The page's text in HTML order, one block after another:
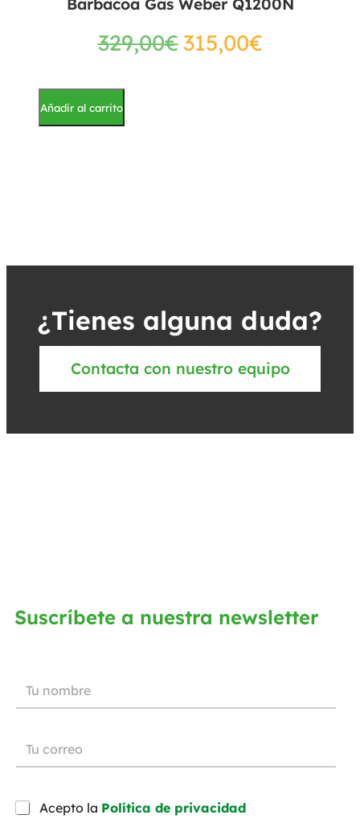
329,00€315,00€
Añadir al carrito
¿Tienes alguna duda?
Contacta con nuestro equipo
Suscríbete a nuestra newsletter
Acepto la Política de privacidad